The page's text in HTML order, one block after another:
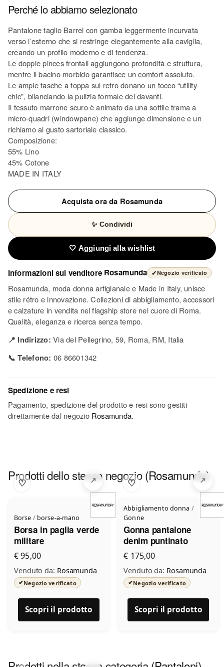
Perché lo abbiamo selezionato
Pantalone taglio Barrel con gamba leggermente incurvata
verso l’esterno che si restringe elegantemente alla caviglia,
creando un profilo moderno e di tendenza.
Le doppie pinces frontali aggiungono profondità e struttura,
mentre il bacino morbido garantisce un comfort assoluto.
Le ampie tasche a toppa sul retro donano un tocco “utility-
chic”, bilanciando la pulizia formale del davanti.
Il tessuto marrone scuro è animato da una sottile trama a
micro-quadri (windowpane) che aggiunge dimensione e un
richiamo al gusto sartoriale classico.
Composizione:
55% Lino
45% Cotone
MADE IN ITALY
Acquista ora da Rosamunda
✨ Condividi
🤍 Aggiungi alla wishlist
Informazioni sul venditore Rosamunda ✔Negozio verificato
Rosamunda, moda donna artigianale e Made in Italy, unisce
stile rétro e innovazione. Collezioni di abbigliamento, accessori
e calzature in vendita nel flagship store nel cuore di Roma.
Qualità, eleganza e ricerca senza tempo.
📍 Indirizzo: Via del Pellegrino, 59, Roma, RM, Italia
📞 Telefono: 06 86601342
Spedizione e resi
Pagamento, spedizione del prodotto e resi sono gestiti
direttamente dal negozio Rosamunda.
Prodotti dello stesso negozio(Rosamunda)
♡
Borse / borse-a-mano
Borsa in paglia verde
militare
€ 95,00
Venduto da: Rosamunda
✔Negozio verificato
Scopri il prodotto
♡
Abbigliamento donna /
Gonne
Gonna pantalone
denim puntinato
€ 175,00
Venduto da: Rosamunda
✔Negozio verificato
Scopri il prodotto